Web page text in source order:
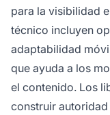
para la visibilidad
técnico incluyen
adaptabilidad
que ayuda a los
el contenido. Los
construir